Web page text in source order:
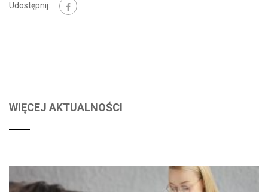
Udostępnij:
WIĘCEJ AKTUALNOŚCI